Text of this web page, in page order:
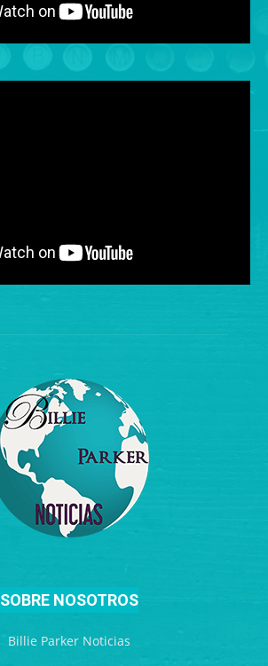
SOBRE NOSOTROS
Billie Parker Noticias